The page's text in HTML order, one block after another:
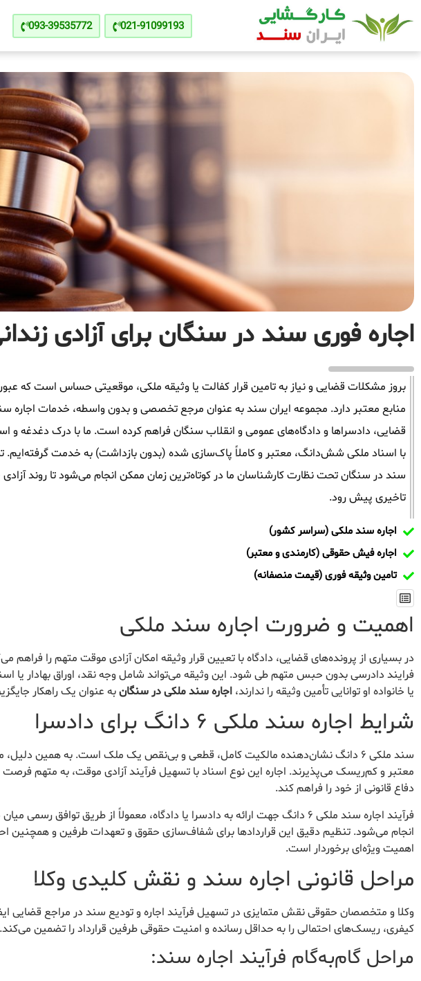
021-91099193
093-39535772
اجاره فوری سند در سنگان برای آزادی
بروز مشکلات قضایی و نیاز به تامین قرار کفالت یا وثیقه ملکی، موقعیتی حساس است که
منابع معتبر دارد. مجموعه ایران سند به عنوان مرجع تخصصی و بدون واسطه، خدمات اجاره
قضایی، دادسراها و دادگاه‌های عمومی و انقلاب سنگان فراهم کرده است. ما با درک دغدغه و
با اسناد ملکی شش‌دانگ، معتبر و کاملاً پاک‌سازی شده (بدون بازداشت) به خدمت گرفته‌ایم.
سند در سنگان تحت نظارت کارشناسان ما در کوتاه‌ترین زمان ممکن انجام می‌شود تا روند
تاخیری پیش رود.
اجاره سند ملکی (سراسر کشور)
اجاره فیش حقوقی (کارمندی و معتبر)
تامین وثیقه فوری (قیمت منصفانه)
اهمیت و ضرورت اجاره سند ملکی
در بسیاری از پرونده‌های قضایی، دادگاه با تعیین قرار وثیقه امکان آزادی موقت متهم را فراهم
فرایند دادرسی بدون حبس متهم طی شود. این وثیقه می‌تواند شامل وجه نقد، اوراق بهادار یا
یا خانواده او توانایی تأمین وثیقه را ندارند، اجاره سند ملکی در سنگانبه عنوان یک راهکار
شرایط اجاره سند ملکی ۶ دانگ برای دادسرا
سند ملکی ۶ دانگ نشان‌دهنده مالکیت کامل، قطعی و بی‌نقص یک ملک است. به همین دلیل،
معتبر و کم‌ریسک می‌پذیرند. اجاره این نوع اسناد با تسهیل فرآیند آزادی موقت، به متهم
دفاع قانونی از خود را فراهم کند.
فرآیند اجاره سند ملکی ۶ دانگ جهت ارائه به دادسرا یا دادگاه، معمولاً از طریق
انجام می‌شود. تنظیم دقیق این قراردادها برای شفاف‌سازی حقوق و تعهدات طرفین و همچنین
اهمیت ویژه‌ای برخوردار است.
مراحل قانونی اجاره سند و نقش کلیدی وکلا
وکلا و متخصصان حقوقی نقش متمایزی در تسهیل فرآیند اجاره و تودیع سند در مراجع قضایی
کیفری، ریسک‌های احتمالی را به حداقل رسانده و امنیت حقوقی طرفین قرارداد را تضمین می‌کند.
مراحل گام‌به‌گام فرآیند اجاره سند: